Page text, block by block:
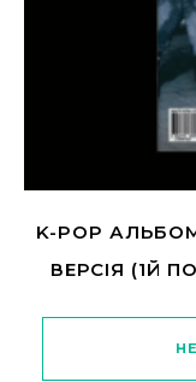
K-POP АЛЬБОМ
ВЕРСІЯ (1Й